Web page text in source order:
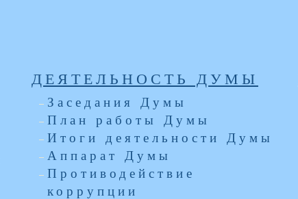
ДЕЯТЕЛЬНОСТЬ ДУМЫ
Заседания Думы
План работы Думы
Итоги деятельности Думы
Аппарат Думы
Противодействие
коррупции